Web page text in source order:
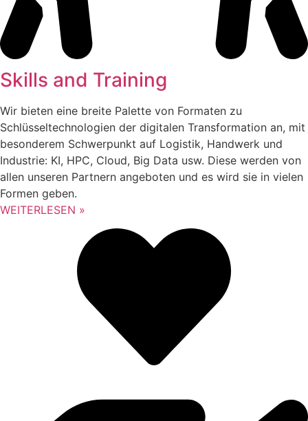
Skills and Training
Wir bieten eine breite Palette von Formaten zu
Schlüsseltechnologien der digitalen Transformation an, mit
besonderem Schwerpunkt auf Logistik, Handwerk und
Industrie: KI, HPC, Cloud, Big Data usw. Diese werden von
allen unseren Partnern angeboten und es wird sie in vielen
Formen geben.
WEITERLESEN »